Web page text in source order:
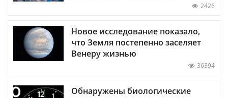
2426
Новое исследование показало,
что Земля постепенно заселяет
Венеру жизнью
36394
Обнаружены биологические